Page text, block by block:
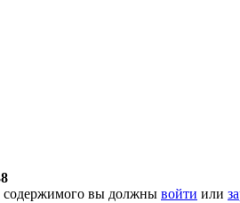
содержимого вы должны войти или